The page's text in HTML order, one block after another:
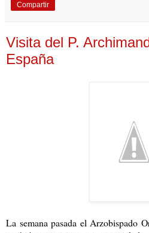
Compartir
Visita del P.
España
La semana pasada el Arzobispado